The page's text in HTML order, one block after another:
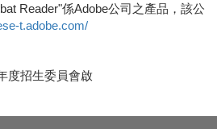
Reader"係Adobe公司之產品，該公
t.adobe.com/
度招生委員會啟